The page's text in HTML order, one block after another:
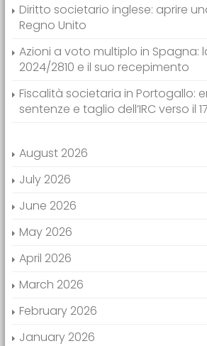
Diritto societario inglese: aprire
Regno Unito
Azioni a voto multiplo in Spagna:
2024/2810 e il suo recepimento
Fiscalità societaria in Portogallo:
sentenze e taglio dell’IRC verso il
August 2026
July 2026
June 2026
May 2026
April 2026
March 2026
February 2026
January 2026